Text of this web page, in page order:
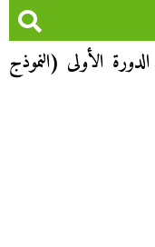
الأولى (النموذج